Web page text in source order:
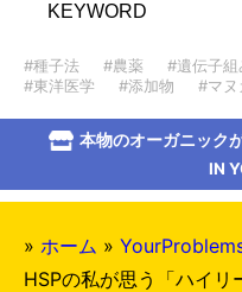
KEYWORD
#種子法 #農薬 #遺伝子組
#東洋医学
#添加物 #マヌ
本物のオーガニック
IN
» ホーム »
HSPの私が思う「ハイ